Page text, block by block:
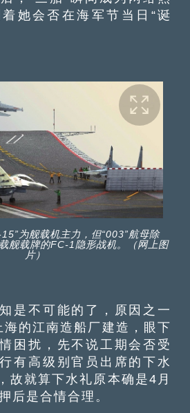
她会否在海军节当日“诞
为舰载机主力，但“003”航母除
舰载牌的FC-1隐形战机。（网上图
片）
不可能的了，原因之一
海的江南造船厂建造，眼下
困扰，先不说工期会否受
有高级别官员出席的下水
故就算下水礼原本确是4月
后是合情合理。